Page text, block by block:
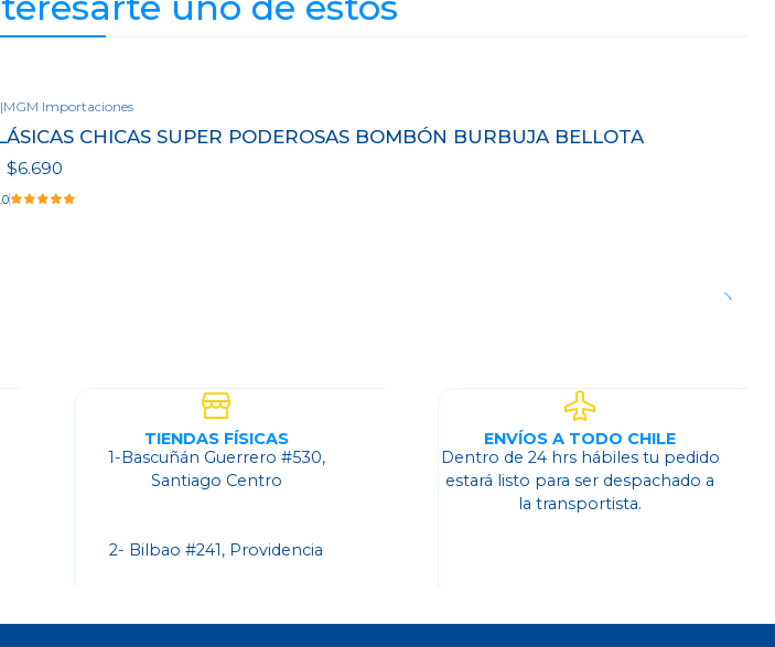
|MGM Importaciones
CHICAS SUPER PODEROSAS BOMBÓN BURBUJA BELLOTA
$6.690
TIENDAS FÍSICAS
1-Bascuñán Guerrero #530,
Santiago Centro
2- Bilbao #241, Providencia
ENVÍOS A TODO CHILE
Dentro de 24 hrs hábiles tu pedido
estará listo para ser despachado a
la transportista.